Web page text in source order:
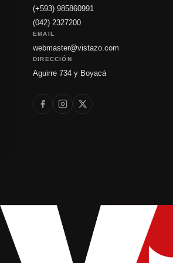
(+593) 985860991
(042) 2327200
EMAIL
webmaster@vistazo.com
DIRECCIÓN
Aguirre 734 y Boyacá